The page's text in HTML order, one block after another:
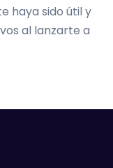
haya sido útil y
al lanzarte a